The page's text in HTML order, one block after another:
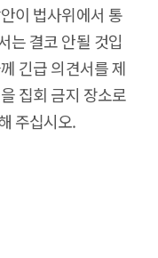
이 법사위에서 통
는 결코 안될 것입
긴급 의견서를 제
집회 금지 장소로
주십시오.